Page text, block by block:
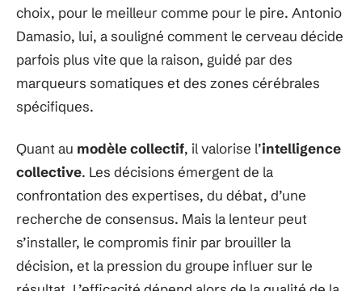
choix, pour le meilleur comme pour le pire. Antonio
Damasio, lui, a souligné comment le cerveau décide
parfois plus vite que la raison, guidé par des
marqueurs somatiques et des zones cérébrales
spécifiques.
Quant au modèle collectif, il valorise l’intelligence
collective. Les décisions émergent de la
confrontation des expertises, du débat, d’une
recherche de consensus. Mais la lenteur peut
s’installer, le compromis finir par brouiller la
décision, et la pression du groupe influer sur le